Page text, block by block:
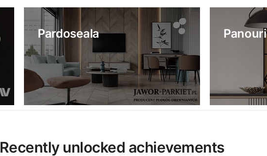
Pardoseala Panouri
Recently unlocked achievements